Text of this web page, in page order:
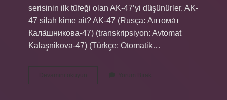
serisinin ilk tüfeği olan AK-47’yi düşünürler. AK-
47 silah kime ait? AK-47 (Rusça: Автома́т
Кала́шникова-47) (transkripsiyon: Avtomat
Kalaşnikova-47) (Türkçe: Otomatik…
Devamını okuyun
47
Yorum Bırak